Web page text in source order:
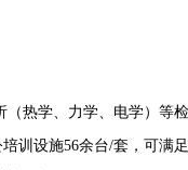
（热学、力学、电学）等
训设施56余台/套，可满